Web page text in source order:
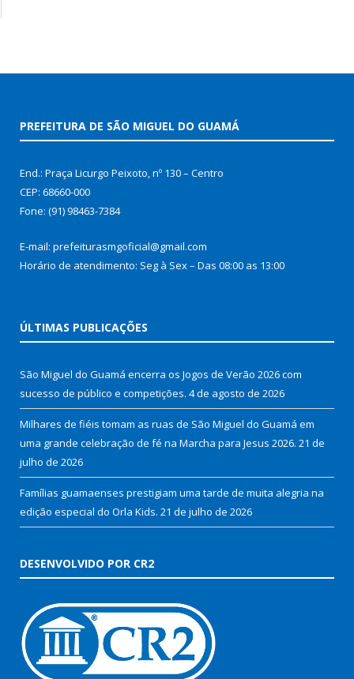
PREFEITURA DE SÃO MIGUEL DO GUAMÁ
End.: Praça Licurgo Peixoto, nº 130 – Centro
CEP: 68660-000
Fone: (91) 98463-7384
E-mail: prefeiturasmgoficial@gmail.com
Horário de atendimento: Seg à Sex – Das 08:00 as 13:00
ÚLTIMAS PUBLICAÇÕES
São Miguel do Guamá encerra os Jogos de Verão 2026 com
sucesso de público e competições. 4 de agosto de 2026
Milhares de fiéis tomam as ruas de São Miguel do Guamá em
uma grande celebração de fé na Marcha para Jesus 2026. 21 de
julho de 2026
Famílias guamaenses prestigiam uma tarde de muita alegria na
edição especial do Orla Kids. 21 de julho de 2026
DESENVOLVIDO POR CR2